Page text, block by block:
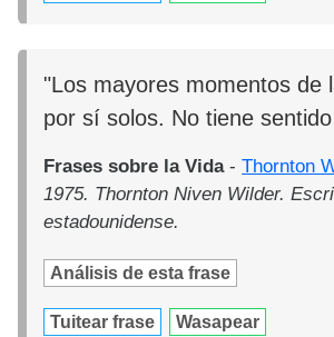
"Los mayores momentos de
por sí solos. No tiene
Frases sobre la Vida-Thornton
1975. Thornton Niven Wilder.
estadounidense.
Análisis de esta frase
Tuitear frase Wasapear